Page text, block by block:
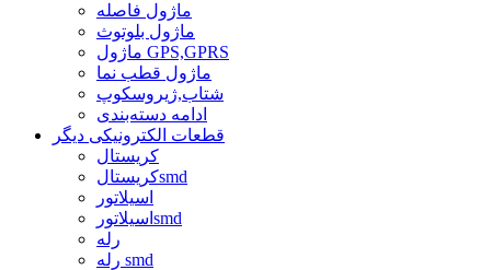
ماژول فاصله
ماژول بلوتوث
ماژول GPS,GPRS
ماژول قطب نما
شتاب,ژیروسکوپ
ادامه دسته‌بندی
قطعات الکترونیکی دیگر
کریستال
کریستالsmd
اسیلاتور
اسیلاتورsmd
رله
رله smd